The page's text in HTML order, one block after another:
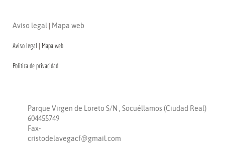
Aviso legal | Mapa web
Aviso legal | Mapa web
Politica de privacidad
Parque Virgen de Loreto S/N , Socuéllamos (Ciudad Real)
604455749
Fax-
cristodelavegacf@gmail.com